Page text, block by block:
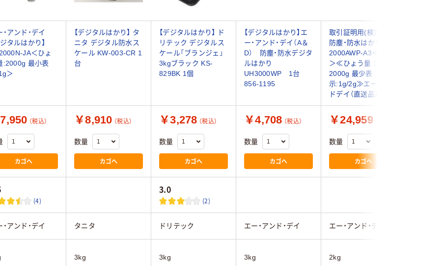
・アンド・デイ
ジタルはかり】
JA＜ひょ
:2000g 最小表
＞
【デジタルはかり】 タ
ニタ デジタル防水ス
ケール KW-003-CR 1
台
【デジタルはかり】 ド
リテック デジタルス
ケール「ブランジェ」
3kgブラック KS-
829BK 1個
【デジタルはかり】エ
ー・アンド・デイ（A＆
D） 防塵・防水デジタ
ルはかり
UH3000WP 1台
856-1195
取引証明用(検定品)
防塵・防水はかり SJ-
2000AWP-A3＜地区3
＞≪ひょう量：
2000g 最少表
示:1g/2g≫エーアン
ドデイ（直送品）
（税込）
カゴへ
￥8,910 （税込）
数量
カゴへ
￥3,278 （税込）
数量
カゴへ
￥4,708 （税込）
数量
カゴへ
￥24,959
数量
カゴへ
(4)
3.0
(2)
・アンド・デイ タニタ ドリテック エー・アンド・デイ エー・アンド・デイ
3kg 3kg 3kg 2kg